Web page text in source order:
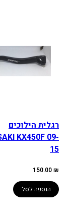
רגלית הילוכים
KX450F 09-
15
150.00₪
הוספה לסל